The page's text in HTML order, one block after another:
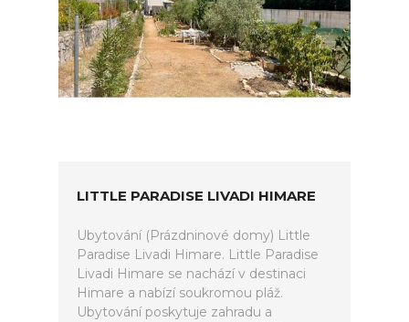
LITTLE PARADISE LIVADI HIMARE
Ubytování (Prázdninové domy) Little
Paradise Livadi Himare. Little Paradise
Livadi Himare se nachází v destinaci
Himare a nabízí soukromou pláž.
Ubytování poskytuje zahradu a